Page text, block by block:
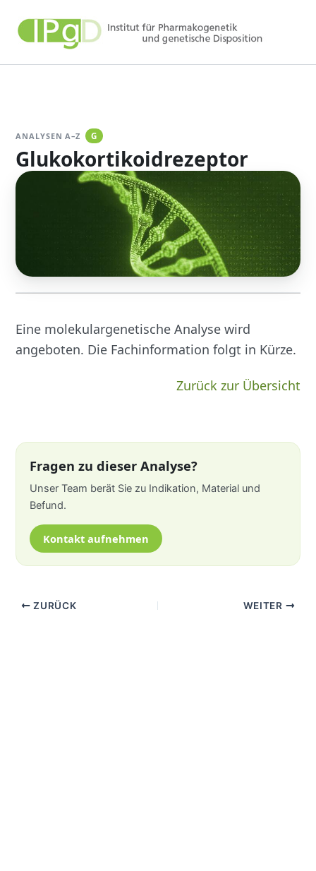
Inhalt
springen
ANALYSEN A–Z G
Glukokortikoidrezeptor
Eine molekulargenetische Analyse wird
angeboten. Die Fachinformation folgt in Kürze.
Zurück zur Übersicht
Fragen zu dieser Analyse?
Unser Team berät Sie zu Indikation, Material und
Befund.
Kontakt aufnehmen
ZURÜCK WEITER